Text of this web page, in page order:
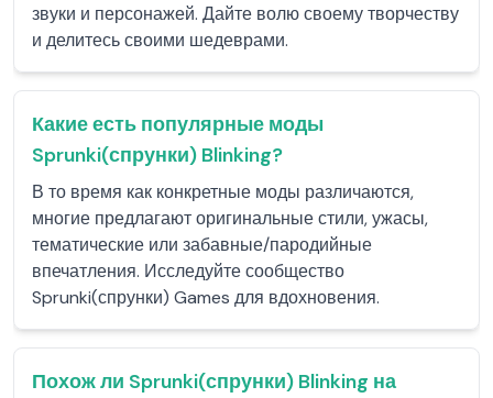
звуки и персонажей. Дайте волю своему творчеству
и делитесь своими шедеврами.
Какие есть популярные моды
Sprunki(спрунки) Blinking?
В то время как конкретные моды различаются,
многие предлагают оригинальные стили, ужасы,
тематические или забавные/пародийные
впечатления. Исследуйте сообщество
Sprunki(спрунки) Games для вдохновения.
Похож ли Sprunki(спрунки) Blinking на